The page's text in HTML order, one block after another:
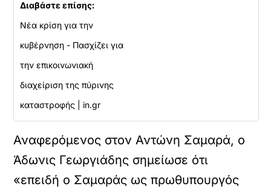
Διαβάστε επίσης:
Νέα κρίση για την
κυβέρνηση - Πασχίζει για
την επικοινωνιακή
διαχείριση της πύρινης
καταστροφής | in.gr
Αναφερόμενος στον Αντώνη Σαμαρά, ο
Άδωνις Γεωργιάδης σημείωσε ότι
«επειδή ο Σαμαράς ως πρωθυπουργός